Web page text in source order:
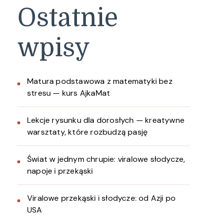
Ostatnie
wpisy
Matura podstawowa z matematyki bez
stresu — kurs AjkaMat
Lekcje rysunku dla dorosłych — kreatywne
warsztaty, które rozbudzą pasję
Świat w jednym chrupie: viralowe słodycze,
napoje i przekąski
Viralowe przekąski i słodycze: od Azji po
USA